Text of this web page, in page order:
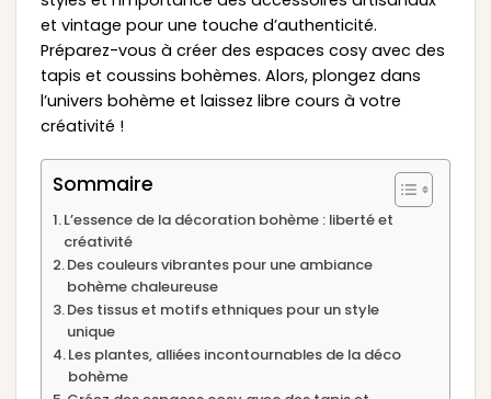
et vintage pour une touche d’authenticité.
Préparez-vous à créer des espaces cosy avec des
tapis et coussins bohèmes. Alors, plongez dans
l’univers bohème et laissez libre cours à votre
créativité !
Sommaire
L’essence de la décoration bohème : liberté et
créativité
Des couleurs vibrantes pour une ambiance
bohème chaleureuse
Des tissus et motifs ethniques pour un style
unique
Les plantes, alliées incontournables de la déco
bohème